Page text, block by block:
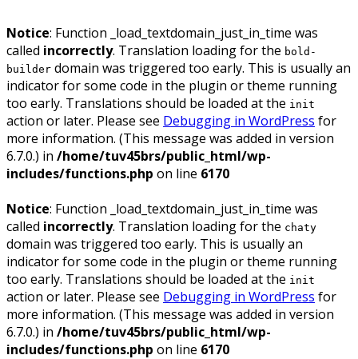
Notice: Function _load_textdomain_just_in_time was
called incorrectly. Translation loading for the bold-
builder domain was triggered too early. This is usually an
indicator for some code in the plugin or theme running
too early. Translations should be loaded at the init
action or later. Please see Debugging in WordPress for
more information. (This message was added in version
6.7.0.) in /home/tuv45brs/public_html/wp-
includes/functions.php on line 6170
Notice: Function _load_textdomain_just_in_time was
called incorrectly. Translation loading for the chaty
domain was triggered too early. This is usually an
indicator for some code in the plugin or theme running
too early. Translations should be loaded at the init
action or later. Please see Debugging in WordPress for
more information. (This message was added in version
6.7.0.) in /home/tuv45brs/public_html/wp-
includes/functions.php on line 6170